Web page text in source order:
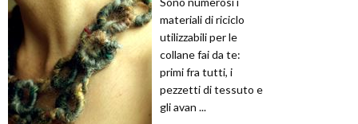
materiali di riciclo
utilizzabili per le
collane fai da te:
primi fra tutti, i
pezzetti di tessuto e
gli avan ...